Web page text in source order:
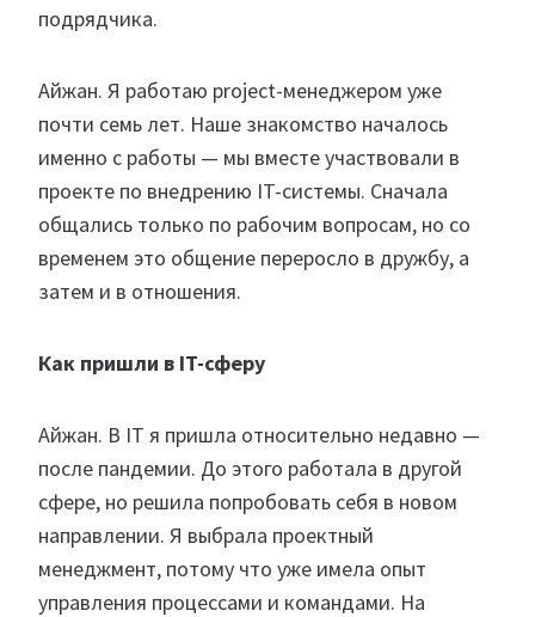
подрядчика.
Айжан. Я работаю project-менеджером уже
почти семь лет. Наше знакомство началось
именно с работы — мы вместе участвовали в
проекте по внедрению IT-системы. Сначала
общались только по рабочим вопросам, но со
временем это общение переросло в дружбу, а
затем и в отношения.
Как пришли в IT-сферу
Айжан. В IT я пришла относительно недавно —
после пандемии. До этого работала в другой
сфере, но решила попробовать себя в новом
направлении. Я выбрала проектный
менеджмент, потому что уже имела опыт
управления процессами и командами. На